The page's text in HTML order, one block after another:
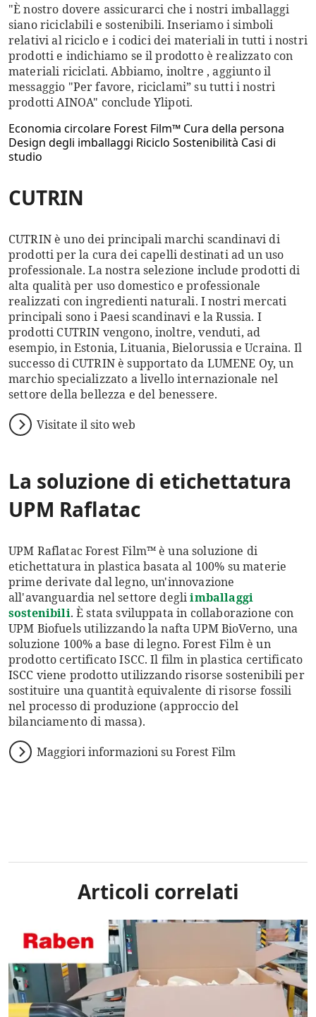
"È nostro dovere assicurarci che i nostri imballaggi
siano riciclabili e sostenibili. Inseriamo i simboli
relativi al riciclo e i codici dei materiali in tutti i nostri
prodotti e indichiamo se il prodotto è realizzato con
materiali riciclati. Abbiamo, inoltre , aggiunto il
messaggio "Per favore, riciclami” su tutti i nostri
prodotti AINOA" conclude Ylipoti.
Economia circolare Forest Film™ Cura della persona
Design degli imballaggi Riciclo Sostenibilità Casi di
studio
CUTRIN
CUTRIN è uno dei principali marchi scandinavi di
prodotti per la cura dei capelli destinati ad un uso
professionale. La nostra selezione include prodotti di
alta qualità per uso domestico e professionale
realizzati con ingredienti naturali. I nostri mercati
principali sono i Paesi scandinavi e la Russia. I
prodotti CUTRIN vengono, inoltre, venduti, ad
esempio, in Estonia, Lituania, Bielorussia e Ucraina. Il
successo di CUTRIN è supportato da LUMENE Oy, un
marchio specializzato a livello internazionale nel
settore della bellezza e del benessere.
Visitate il sito web
La soluzione di etichettatura
UPM Raflatac
UPM Raflatac Forest Film™ è una soluzione di
etichettatura in plastica basata al 100% su materie
prime derivate dal legno, un'innovazione
all'avanguardia nel settore degliimballaggi
sostenibili. È stata sviluppata in collaborazione con
UPM Biofuels utilizzando la nafta UPM BioVerno, una
soluzione 100% a base di legno. Forest Film è un
prodotto certificato ISCC. Il film in plastica certificato
ISCC viene prodotto utilizzando risorse sostenibili per
sostituire una quantità equivalente di risorse fossili
nel processo di produzione (approccio del
bilanciamento di massa).
Maggiori informazioni su Forest Film
Articoli correlati